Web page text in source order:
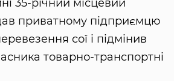
35-річний місцевий
приватному підприємцю
сої і підмінив
товарно-транспортні